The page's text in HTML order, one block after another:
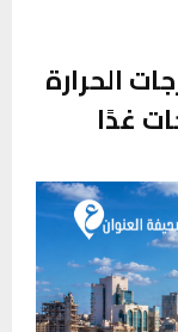
الحرارة
غدًا